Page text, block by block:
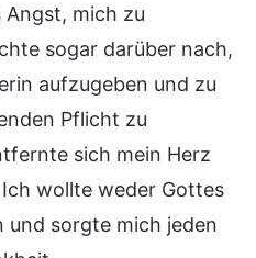
mich zu
sogar darüber nach,
aufzugeben und zu
Pflicht zu
sich mein Herz
wollte weder Gottes
und sorgte mich jeden